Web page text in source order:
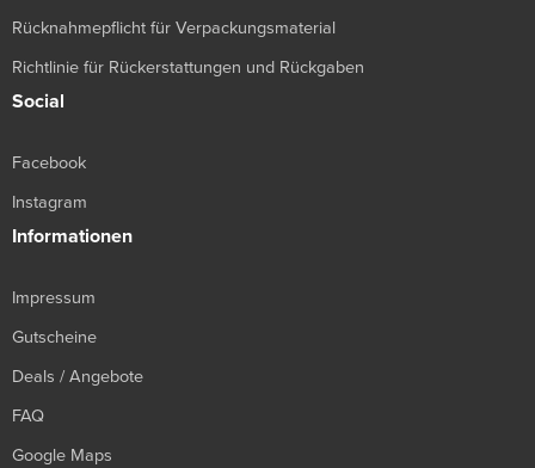
Rücknahmepflicht für Verpackungsmaterial
Richtlinie für Rückerstattungen und Rückgaben
Social
Facebook
Instagram
Informationen
Impressum
Gutscheine
Deals / Angebote
FAQ
Google Maps